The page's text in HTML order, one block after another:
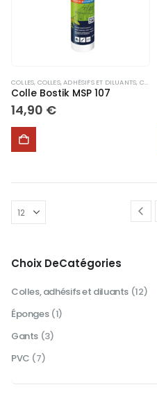
produit
COLLES, COLLES, ADHÉSIFS ET DILUANTS, CONSOMMABLES DIVERS
Colle Bostik MSP 107
14,90 €
Choix DeCatégories
Colles, adhésifs et diluants (12)
Éponges (1)
Gants (3)
PVC (7)